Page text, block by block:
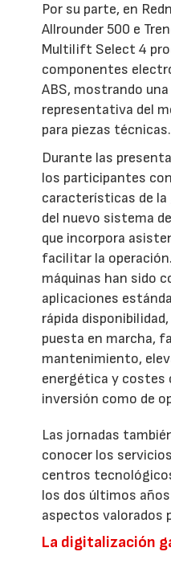
Por su parte, en
Allrounder 500 e
Multilift Select 4
componentes
ABS, mostrando
representativa del
para piezas técnicas.
Durante las
los participantes
características de la
del nuevo sistema
que incorpora
facilitar la
máquinas han sido
aplicaciones
rápida
puesta en marcha,
mantenimiento,
energética y
inversión como de
Las jornadas
conocer los
centros
los dos últimos
aspectos valorados
La digitalización